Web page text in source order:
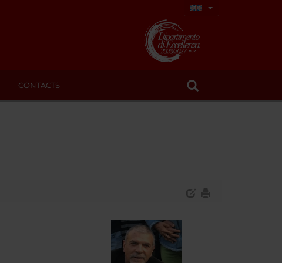
CONTACTS